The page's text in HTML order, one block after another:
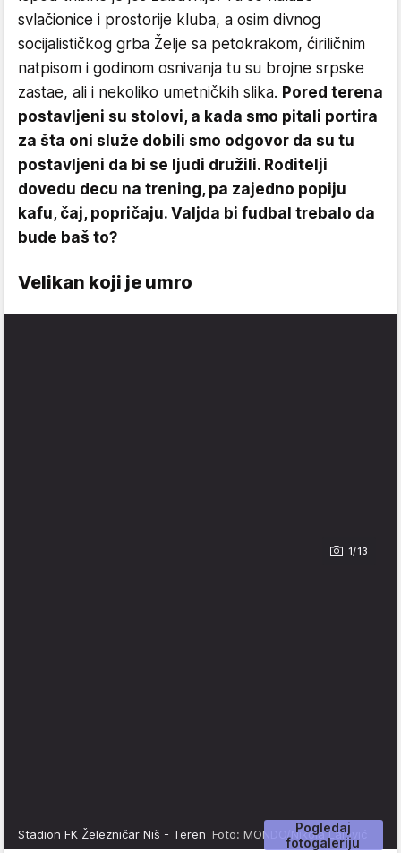
svlačionice i prostorije kluba, a osim divnog
socijalističkog grba Želje sa petokrakom, ćiriličnim
natpisom i godinom osnivanja tu su brojne srpske
zastae, ali i nekoliko umetničkih slika. Pored terena
postavljeni su stolovi, a kada smo pitali portira
za šta oni služe dobili smo odgovor da su tu
postavljeni da bi se ljudi družili. Roditelji
dovedu decu na trening, pa zajedno popiju
kafu, čaj, popričaju. Valjda bi fudbal trebalo da
bude baš to?
Velikan koji je umro
1/13
Pogledaj
fotogaleriju
Stadion FK Železničar Niš - Teren Foto: MONDO/Nikola Lalović